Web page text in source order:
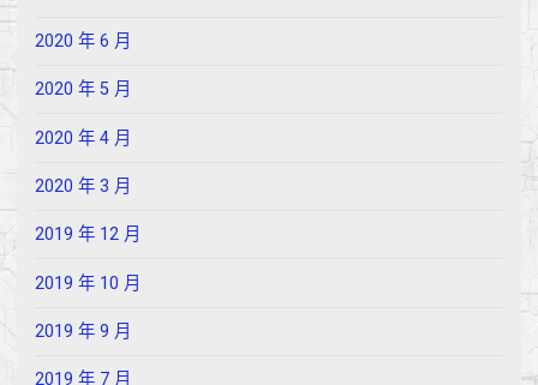
2020 年 6 月
2020 年 5 月
2020 年 4 月
2020 年 3 月
2019 年 12 月
2019 年 10 月
2019 年 9 月
2019 年 7 月